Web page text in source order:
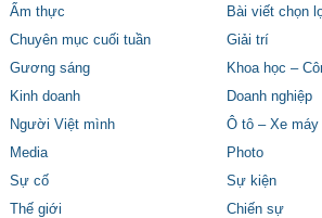
Ẩm thực Bài viết chọn
Chuyên mục cuối tuần
Giải trí
Gương sáng
Khoa học –
Kinh doanh
Doanh nghiệp
Người Việt mình
Ô tô – Xe máy
Media
Photo
Sự cố
Sự kiện
Thế giới
Chiến sự